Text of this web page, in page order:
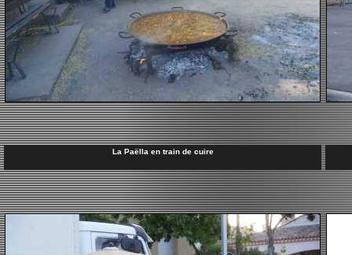
La Paëlla en train de cuire